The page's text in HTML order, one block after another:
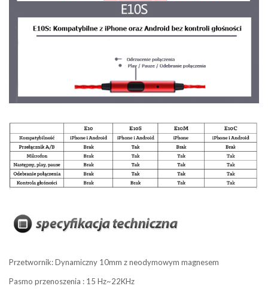
Przetwornik: Dynamiczny 10mm z neodymowym magnesem
Pasmo przenoszenia : 15 Hz~22KHz